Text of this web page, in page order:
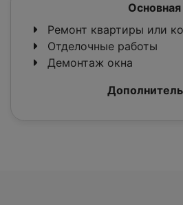
Основная
Ремонт квартиры или
Отделочные работы
Демонтаж окна